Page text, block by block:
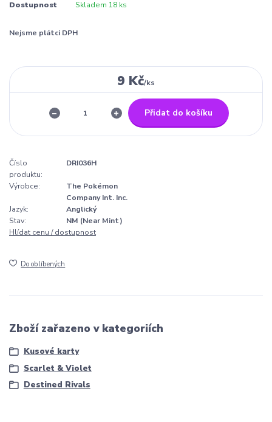
Dostupnost Skladem 18 ks
Nejsme plátci DPH
9 Kč/ks
Přidat do košíku
Číslo
produktu:
DRI036H
Výrobce:
The Pokémon
Company Int. Inc.
Jazyk:
Anglický
Stav:
NM (Near Mint)
Hlídat cenu / dostupnost
Do oblíbených
Zboží zařazeno v kategoriích
Kusové karty
Scarlet & Violet
Destined Rivals